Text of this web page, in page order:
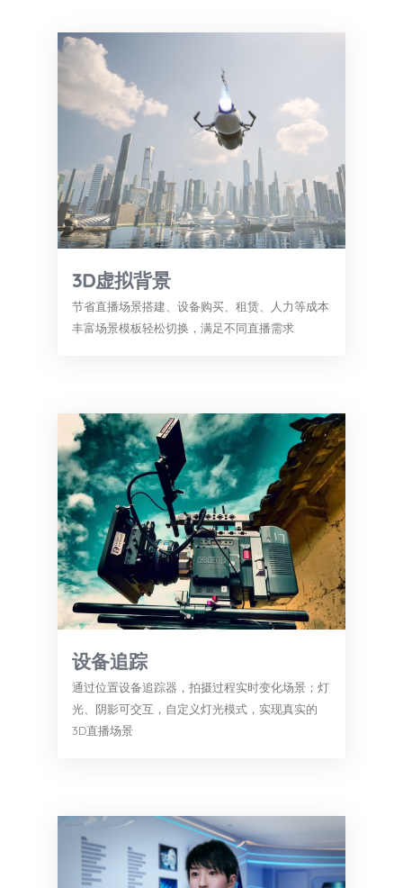
3D虚拟背景
节省直播场景搭建、设备购买、租赁、人力等成本
丰富场景模板轻松切换，满足不同直播需求
设备追踪
通过位置设备追踪器，拍摄过程实时变化场景；灯
光、阴影可交互，自定义灯光模式，实现真实的
3D直播场景